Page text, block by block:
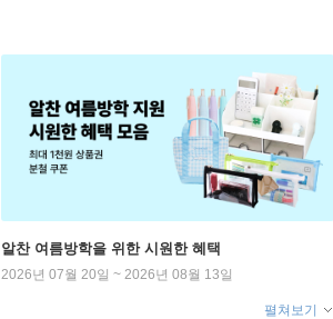
알찬 여름방학을 위한 시원한 혜택
2026년 07월 20일 ~ 2026년 08월 13일
펼쳐보기